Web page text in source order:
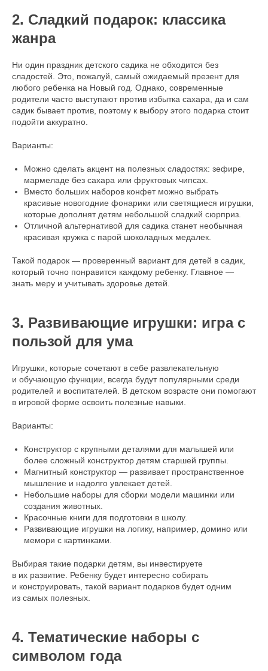
2. Сладкий подарок: классика
жанра
Ни один праздник детского садика не обходится без
сладостей. Это, пожалуй, самый ожидаемый презент для
любого ребенка на Новый год. Однако, современные
родители часто выступают против избытка сахара, да и сам
садик бывает против, поэтому к выбору этого подарка стоит
подойти аккуратно.
Варианты:
Можно сделать акцент на полезных сладостях: зефире,
мармеладе без сахара или фруктовых чипсах.
Вместо больших наборов конфет можно выбрать
красивые новогодние фонарики или светящиеся игрушки,
которые дополнят детям небольшой сладкий сюрприз.
Отличной альтернативой для садика станет необычная
красивая кружка с парой шоколадных медалек.
Такой подарок — проверенный вариант для детей в садик,
который точно понравится каждому ребенку. Главное —
знать меру и учитывать здоровье детей.
3. Развивающие игрушки: игра с
пользой для ума
Игрушки, которые сочетают в себе развлекательную
и обучающую функции, всегда будут популярными среди
родителей и воспитателей. В детском возрасте они помогают
в игровой форме освоить полезные навыки.
Варианты:
Конструктор с крупными деталями для малышей или
более сложный конструктор детям старшей группы.
Магнитный конструктор — развивает пространственное
мышление и надолго увлекает детей.
Небольшие наборы для сборки модели машинки или
создания животных.
Красочные книги для подготовки в школу.
Развивающие игрушки на логику, например, домино или
мемори с картинками.
Выбирая такие подарки детям, вы инвестируете
в их развитие. Ребенку будет интересно собирать
и конструировать, такой вариант подарков будет одним
из самых полезных.
4. Тематические наборы с
символом года